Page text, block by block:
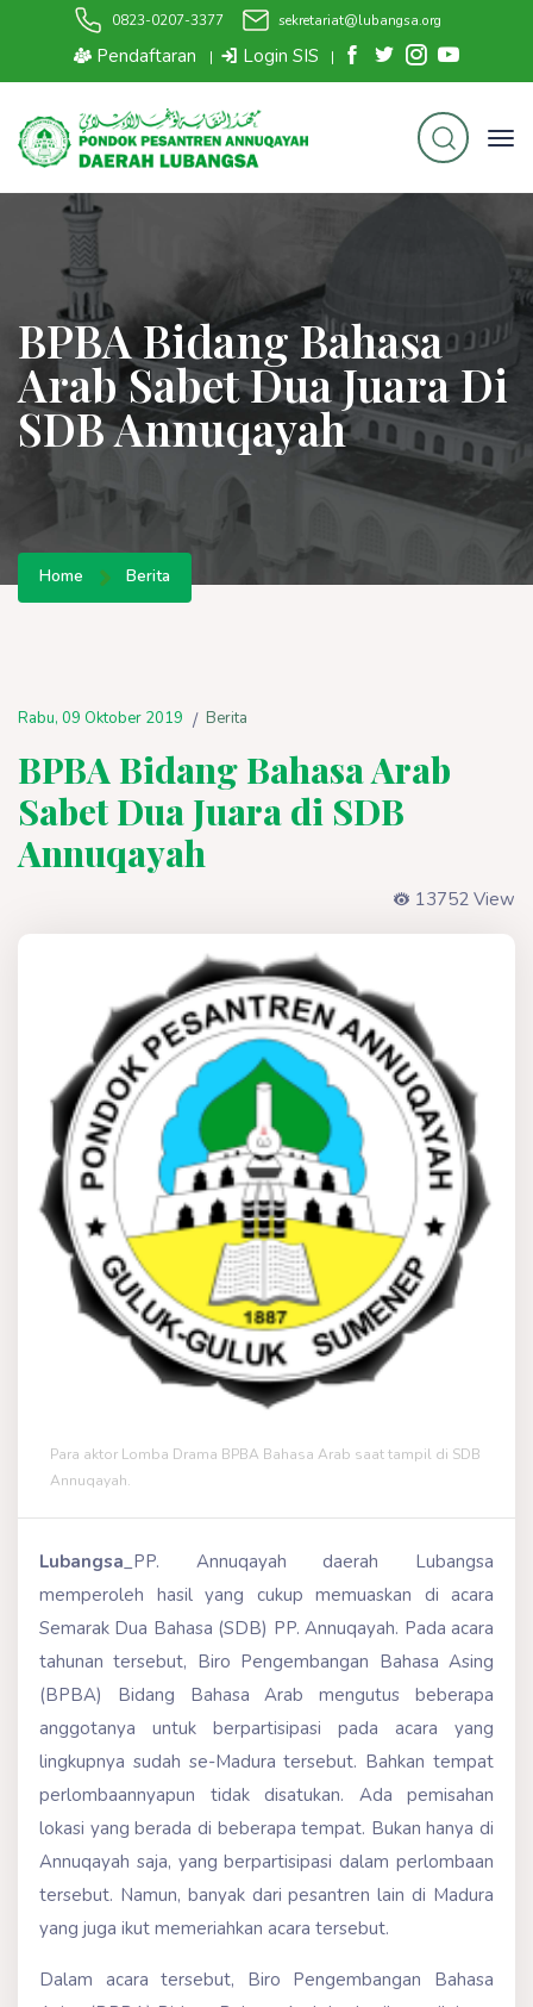
0823-0207-3377 sekretariat@lubangsa.org
Pendaftaran | Login SIS |
BPBA Bidang Bahasa
Arab Sabet Dua Juara Di
SDB Annuqayah
Home Berita
Rabu, 09 Oktober 2019 / Berita
BPBA Bidang Bahasa Arab
Sabet Dua Juara di SDB
Annuqayah
13752 View
Para aktor Lomba Drama BPBA Bahasa Arab saat tampil di SDB
Annuqayah.
Lubangsa­_PP. Annuqayah daerah Lubangsa
memperoleh hasil yang cukup memuaskan di acara
Semarak Dua Bahasa (SDB) PP. Annuqayah. Pada acara
tahunan tersebut, Biro Pengembangan Bahasa Asing
(BPBA) Bidang Bahasa Arab mengutus beberapa
anggotanya untuk berpartisipasi pada acara yang
lingkupnya sudah se-Madura tersebut. Bahkan tempat
perlombaannyapun tidak disatukan. Ada pemisahan
lokasi yang berada di beberapa tempat. Bukan hanya di
Annuqayah saja, yang berpartisipasi dalam perlombaan
tersebut. Namun, banyak dari pesantren lain di Madura
yang juga ikut memeriahkan acara tersebut.
Dalam acara tersebut, Biro Pengembangan Bahasa